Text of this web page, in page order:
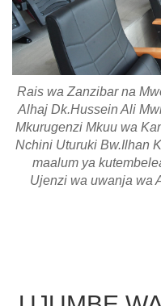
Rais wa Zanzibar na
Alhaj Dk.Hussein Ali
Mkurugenzi Mkuu wa
Nchini Uturuki Bw.Ilhan
maalum ya
Ujenzi wa uwanja wa